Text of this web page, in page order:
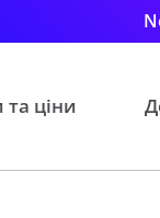
та ціни